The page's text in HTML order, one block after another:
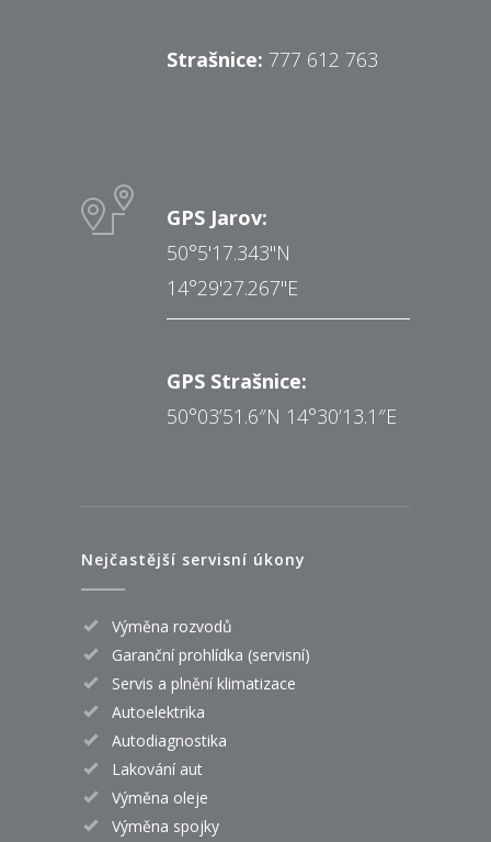
Strašnice: 777 612 763
GPS Jarov:
50°5'17.343"N
14°29'27.267"E
GPS Strašnice:
50°03’51.6″N 14°30’13.1″E
Nejčastější servisní úkony
Výměna rozvodů
Garanční prohlídka (servisní)
Servis a plnění klimatizace
Autoelektrika
Autodiagnostika
Lakování aut
Výměna oleje
Výměna spojky